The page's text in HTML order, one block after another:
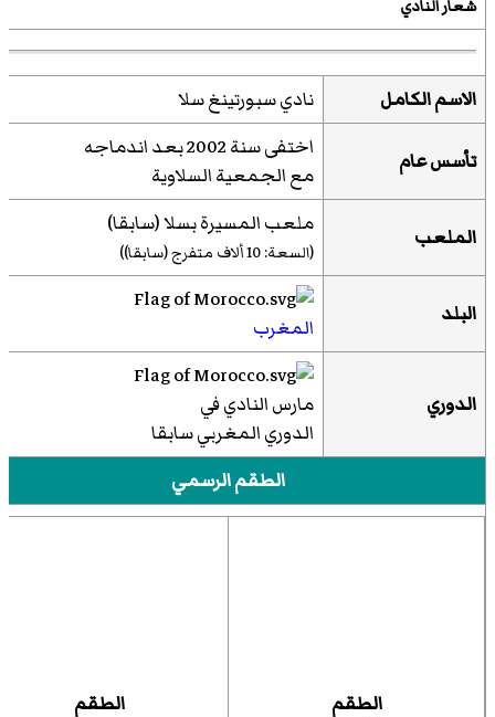
شعار النادي
الاسم الكامل نادي سبورتينغ سلا
تأسس عام
اختفى سنة 2002 بعد اندماجه
مع الجمعية السلاوية
الملعب ملعب المسيرة بسلا (سابقا)
(السعة: 10 ألاف متفرج (سابقا))
البلد المغرب
الدوري
مارس النادي في
الدوري المغربي سابقا
الطقم الرسمي
الطقم
الطقم